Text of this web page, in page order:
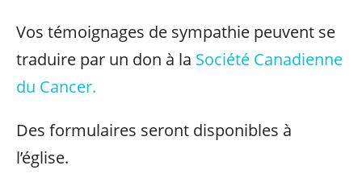
Vos témoignages de sympathie peuvent se
traduire par un don à la Société Canadienne
du Cancer.
Des formulaires seront disponibles à
l’église.